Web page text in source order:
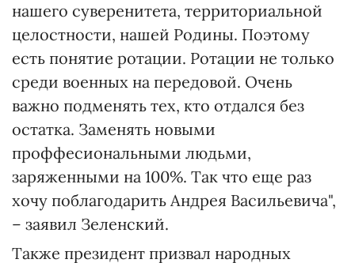
нашего суверенитета, территориальной
целостности, нашей Родины. Поэтому
есть понятие ротации. Ротации не только
среди военных на передовой. Очень
важно подменять тех, кто отдался без
остатка. Заменять новыми
проффесиональными людьми,
заряженными на 100%. Так что еще раз
хочу поблагодарить Андрея Васильевича",
– заявил Зеленский.
Также президент призвал народных